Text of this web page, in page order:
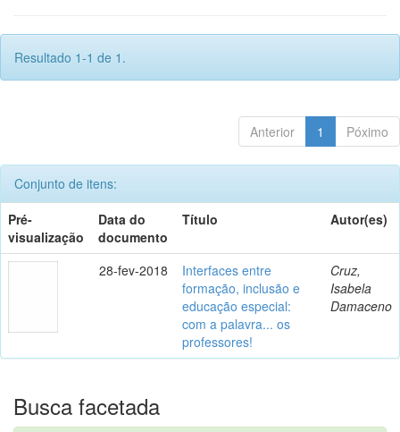
Resultado 1-1 de 1.
Anterior 1 Póximo
Conjunto de itens:
Pré-
visualização
Data do
documento
Título Autor(es)
28-fev-2018
Interfaces entre
formação, inclusão e
educação especial:
com a palavra... os
professores!
Cruz,
Isabela
Damaceno
Busca facetada